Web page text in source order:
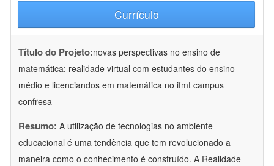
Currículo
Título do Projeto:novas perspectivas no ensino de
matemática: realidade virtual com estudantes do ensino
médio e licenciandos em matemática no ifmt campus
confresa
Resumo: A utilização de tecnologias no ambiente
educacional é uma tendência que tem revolucionado a
maneira como o conhecimento é construído. A Realidade